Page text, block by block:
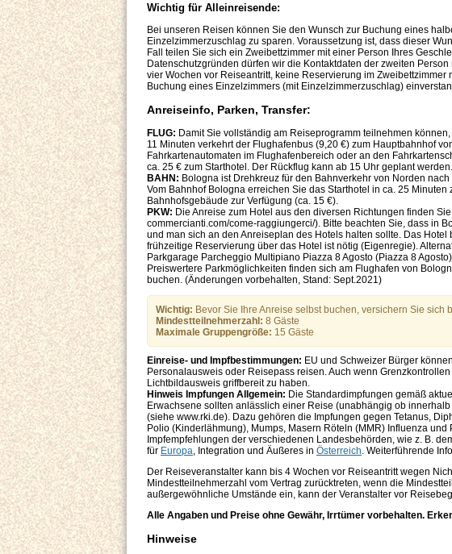
Wichtig für Alleinreisende:
Bei unseren Reisen können Sie den Wunsch zur Buchung eines
Einzelzimmerzuschlag zu sparen. Voraussetzung ist, dass dieser
Fall teilen Sie sich ein Zweibettzimmer mit einer Person Ihres
Datenschutzgründen dürfen wir die Kontaktdaten der zweiten
vier Wochen vor Reiseantritt, keine Reservierung im
Buchung eines Einzelzimmers (mit Einzelzimmerzuschlag)
Anreiseinfo, Parken, Transfer:
FLUG: Damit Sie vollständig am Reiseprogramm teilnehmen
11 Minuten verkehrt der Flughafenbus (9,20 €) zum Hauptbahnhof
Fahrkartenautomaten im Flughafenbereich oder an den
ca. 25 € zum Starthotel. Der Rückflug kann ab 15 Uhr geplant werden.
BAHN: Bologna ist Drehkreuz für den Bahnverkehr von Norden
Vom Bahnhof Bologna erreichen Sie das Starthotel in ca. 25
Bahnhofsgebäude zur Verfügung (ca. 15 €).
PKW: Die Anreise zum Hotel aus den diversen Richtungen finden
commercianti.com/come-raggiungerci/). Bitte beachten Sie, dass in
und man sich an den Anreiseplan des Hotels halten sollte. Das
frühzeitige Reservierung über das Hotel ist nötig (Eigenregie).
Parkgarage Parcheggio Multipiano Piazza 8 Agosto (Piazza 8
Preiswertere Parkmöglichkeiten finden sich am Flughafen von
buchen. (Änderungen vorbehalten, Stand: Sept.2021)
Wichtig: Bevor Sie Ihre Anreise selbst buchen, versichern Sie
Mindestteilnehmerzahl: 8 Gäste
Maximale Gruppengröße: 15 Gäste
Einreise- und Impfbestimmungen: EU und Schweizer Bürger
Personalausweis oder Reisepass reisen. Auch wenn
Lichtbildausweis griffbereit zu haben.
Hinweis Impfungen Allgemein: Die Standardimpfungen gemäß
Erwachsene sollten anlässlich einer Reise (unabhängig ob
(siehe www.rki.de). Dazu gehören die Impfungen gegen Tetanus,
Polio (Kinderlähmung), Mumps, Masern Röteln (MMR) Influenza
Impfempfehlungen der verschiedenen Landesbehörden, wie z. B.
für Europa, Integration und Äußeres in Österreich. Weiterführende
Der Reiseveranstalter kann bis 4 Wochen vor Reiseantritt wegen
Mindestteilnehmerzahl vom Vertrag zurücktreten, wenn die
außergewöhnliche Umstände ein, kann der Veranstalter vor
Alle Angaben und Preise ohne Gewähr, Irrtümer vorbehalten.
Hinweise